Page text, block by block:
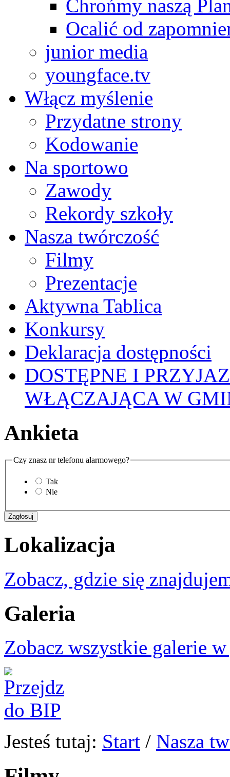
Chrońmy naszą
Ocalić od
junior media
youngface.tv
Włącz myślenie
Przydatne strony
Kodowanie
Na sportowo
Zawody
Rekordy szkoły
Nasza twórczość
Filmy
Prezentacje
Aktywna Tablica
Konkursy
Deklaracja dostępności
DOSTĘPNE I
WŁĄCZAJĄCA W
Ankieta
Czy znasz nr telefonu alarmowego?
Tak
Nie
Lokalizacja
Zobacz, gdzie się
Galeria
Zobacz wszystkie galerie
Jesteś tutaj: Start / Nasza